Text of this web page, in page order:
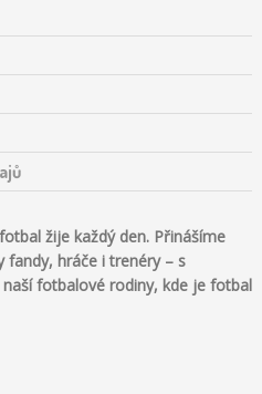
žije každý den. Přinášíme
fandy, hráče i trenéry – s
fotbalové rodiny, kde je fotbal